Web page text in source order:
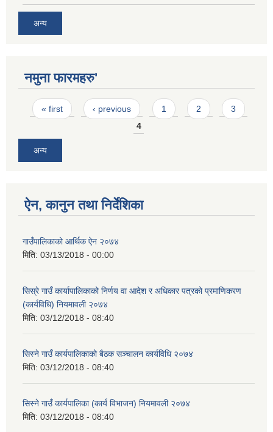
अन्य
नमुना फारमहरु'
Pages
« first ‹ previous 1 2
3
4
अन्य
ऐन, कानुन तथा निर्देशिका
गाउँपालिकाको आर्थिक ऐन २०७४
मिति: 03/13/2018 - 00:00
सिस्रे गाउँ कार्यापालिकाको निर्णय वा आदेश र अधिकार पत्रको प्रमाणिकरण
(कार्यविधि) नियमावली २०७४
मिति: 03/12/2018 - 08:40
सिस्ने गाउँ कार्यपालिकाको बैठक सञ्चालन कार्यविधि २०७४
मिति: 03/12/2018 - 08:40
सिस्ने गाउँ कार्यपालिका (कार्य विभाजन) नियमावली २०७४
मिति: 03/12/2018 - 08:40